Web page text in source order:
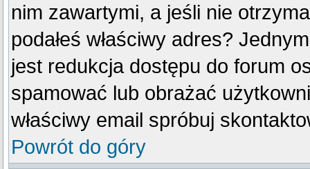
nim zawartymi, a jeśli nie
podałeś właściwy adres?
jest redukcja dostępu do forum
spamować lub obrażać
właściwy email spróbuj
Powrót do góry